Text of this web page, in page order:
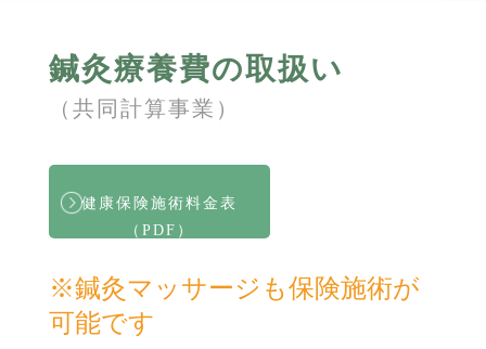
鍼灸療養費の取扱い
（共同計算事業）
健康保険施術料金表
（PDF）
※鍼灸マッサージも保険施術が
可能です